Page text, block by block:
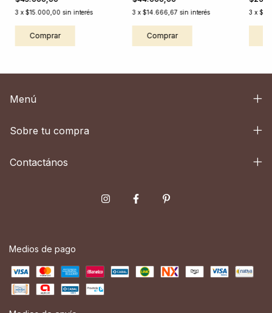
3 x $15.000,00 sin interés
Comprar
3 x $14.666,67 sin interés
Comprar
3 x
Menú
Sobre tu compra
Contactános
Medios de pago